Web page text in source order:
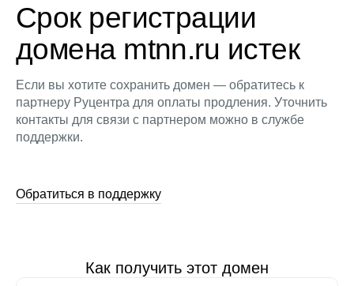
Срок регистрации
домена mtnn.ru истек
Если вы хотите сохранить домен — обратитесь к
партнеру Руцентра для оплаты продления. Уточнить
контакты для связи с партнером можно в службе
поддержки.
Обратиться в поддержку
Как получить этот домен